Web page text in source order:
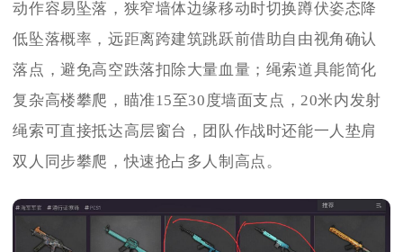
动作容易坠落，狭窄墙体边缘移动时切换蹲伏姿态降
低坠落概率，远距离跨建筑跳跃前借助自由视角确认
落点，避免高空跌落扣除大量血量；绳索道具能简化
复杂高楼攀爬，瞄准15至30度墙面支点，20米内发射
绳索可直接抵达高层窗台，团队作战时还能一人垫肩
双人同步攀爬，快速抢占多人制高点。